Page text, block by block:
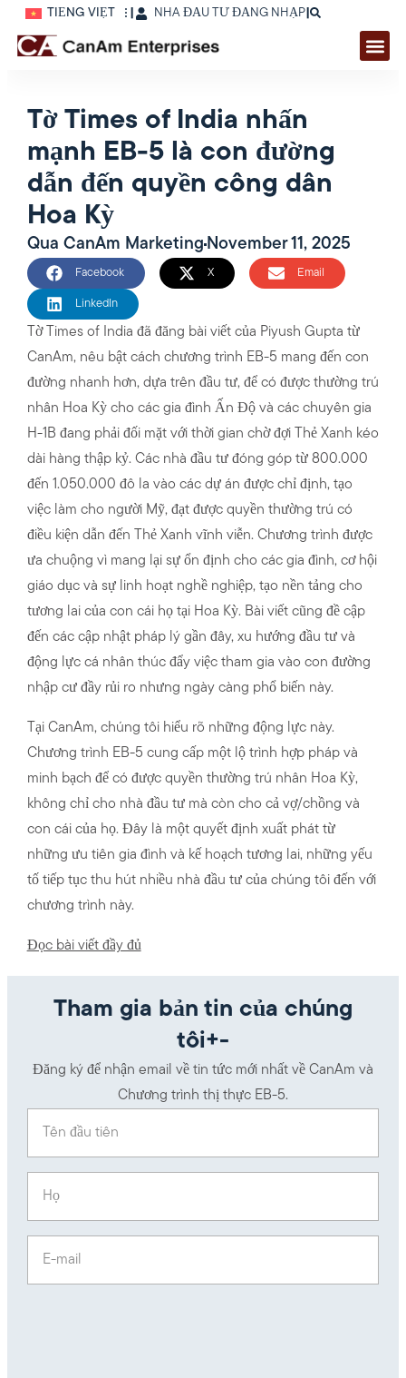
TIẾNG VIỆT NHÀ ĐẦU TƯ ĐĂNG NHẬP |
Tờ Times of India nhấn
mạnh EB-5 là con đường
dẫn đến quyền công dân
Hoa Kỳ
Qua CanAm MarketingNovember 11, 2025
Facebook X Email
LinkedIn
Tờ Times of India đã đăng bài viết của Piyush Gupta từ
CanAm, nêu bật cách chương trình EB-5 mang đến con
đường nhanh hơn, dựa trên đầu tư, để có được thường trú
nhân Hoa Kỳ cho các gia đình Ấn Độ và các chuyên gia
H-1B đang phải đối mặt với thời gian chờ đợi Thẻ Xanh kéo
dài hàng thập kỷ. Các nhà đầu tư đóng góp từ 800.000
đến 1.050.000 đô la vào các dự án được chỉ định, tạo
việc làm cho người Mỹ, đạt được quyền thường trú có
điều kiện dẫn đến Thẻ Xanh vĩnh viễn. Chương trình được
ưa chuộng vì mang lại sự ổn định cho các gia đình, cơ hội
giáo dục và sự linh hoạt nghề nghiệp, tạo nền tảng cho
tương lai của con cái họ tại Hoa Kỳ. Bài viết cũng đề cập
đến các cập nhật pháp lý gần đây, xu hướng đầu tư và
động lực cá nhân thúc đẩy việc tham gia vào con đường
nhập cư đầy rủi ro nhưng ngày càng phổ biến này.
Tại CanAm, chúng tôi hiểu rõ những động lực này.
Chương trình EB-5 cung cấp một lộ trình hợp pháp và
minh bạch để có được quyền thường trú nhân Hoa Kỳ,
không chỉ cho nhà đầu tư mà còn cho cả vợ/chồng và
con cái của họ. Đây là một quyết định xuất phát từ
những ưu tiên gia đình và kế hoạch tương lai, những yếu
tố tiếp tục thu hút nhiều nhà đầu tư của chúng tôi đến với
chương trình này.
Đọc bài viết đầy đủ
Tham gia bản tin của chúng
tôi+-
Đăng ký để nhận email về tin tức mới nhất về CanAm và
Chương trình thị thực EB-5.